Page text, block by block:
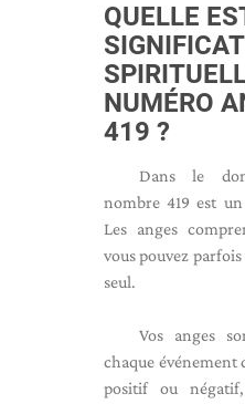
QUELLE
NUMÉRO
419 ?
Dans le
nombre 419 est
Les anges
vous pouvez
seul.
Vos anges
chaque événement
positif ou